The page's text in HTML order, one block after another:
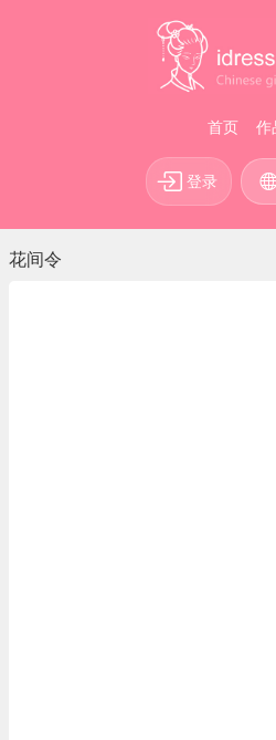
首页 作
登录
花间令